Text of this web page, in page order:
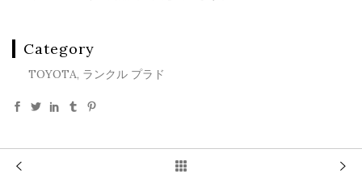
Category
TOYOTA, ランクル プラド